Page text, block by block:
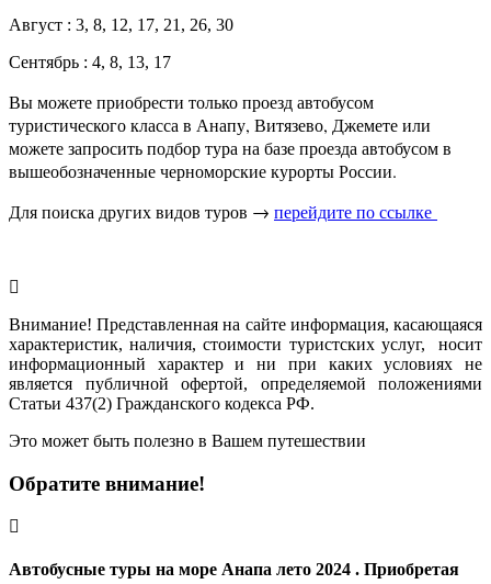
Август : 3, 8, 12, 17, 21, 26, 30
Сентябрь : 4, 8, 13, 17
Вы можете приобрести только проезд автобусом
туристического класса в Анапу, Витязево, Джемете или
можете запросить подбор тура на базе проезда автобусом в
вышеобозначенные черноморские курорты России.
Для поиска других видов туров → перейдите по ссылке
Внимание! Представленная на сайте информация, касающаяся
характеристик, наличия, стоимости туристских услуг, носит
информационный характер и ни при каких условиях не
является публичной офертой, определяемой положениями
Статьи 437(2) Гражданского кодекса РФ.
Это может быть полезно в Вашем путешествии
Обратите внимание!
Автобусные туры на море Анапа лето 2024 . Приобретая